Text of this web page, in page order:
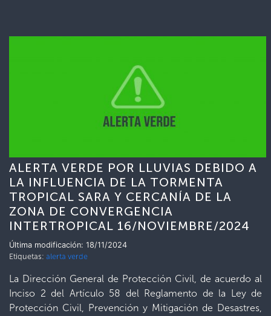
ALERTA VERDE POR LLUVIAS DEBIDO A
LA INFLUENCIA DE LA TORMENTA
TROPICAL SARA Y CERCANÍA DE LA
ZONA DE CONVERGENCIA
INTERTROPICAL 16/NOVIEMBRE/2024
Última modificación: 18/11/2024
Etiquetas: alerta verde
La Dirección General de Protección Civil, de acuerdo al
Inciso 2 del Artículo 58 del Reglamento de la Ley de
Protección Civil, Prevención y Mitigación de Desastres,